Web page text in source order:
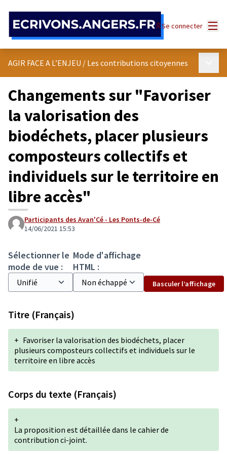
Se connecter
AGIR FACE A L’ENJEU / Les contributions citoyennes
Changements sur "Favoriser
la valorisation des
biodéchets, placer plusieurs
composteurs collectifs et
individuels sur le territoire en
libre accès"
Participants des Avan'Cé - Les Ponts-de-Cé
14/06/2021 15:53
Sélectionner le
mode de vue :
Mode d'affichage
HTML :
Basculer l’affichage
Titre (Français)
+ Favoriser la valorisation des biodéchets, placer
plusieurs composteurs collectifs et individuels sur le
territoire en libre accès
Corps du texte (Français)
+
La proposition est détaillée dans le cahier de
contribution ci-joint.